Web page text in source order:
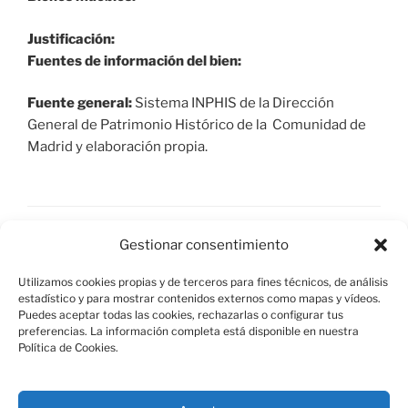
Gestionar consentimiento
Utilizamos cookies propias y de terceros para fines técnicos, de análisis
estadístico y para mostrar contenidos externos como mapas y vídeos.
Puedes aceptar todas las cookies, rechazarlas o configurar tus
preferencias. La información completa está disponible en nuestra
Política de Cookies.
Justificación:
Fuentes de información del bien:
Fuente general: Sistema INPHIS de la Dirección
General de Patrimonio Histórico de la Comunidad de
Madrid y elaboración propia.
Paginación
entradas
Página1